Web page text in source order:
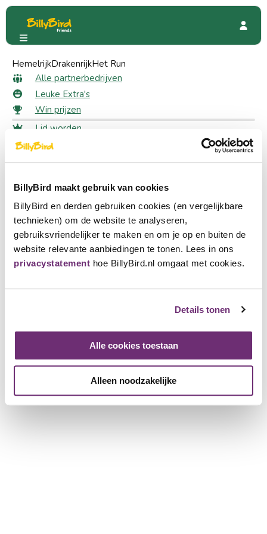
BillyBird maakt gebruik van cookies
BillyBird en derden gebruiken cookies (en vergelijkbare
technieken) om de website te analyseren,
gebruiksvriendelijker te maken en om je op en buiten de
website relevante aanbiedingen te tonen. Lees in ons
privacystatement hoe BillyBird.nl omgaat met cookies.
Details tonen
Alle cookies toestaan
Alleen noodzakelijke
HemelrijkDrakenrijkHet Run
Alle partnerbedrijven
Leuke Extra's
Win prijzen
Lid worden
Inloggen
Taal kiezen
Nederlands
English
Deutsch
Partner worden
Kleurenfeest
Kleurenfeest
496 Friends